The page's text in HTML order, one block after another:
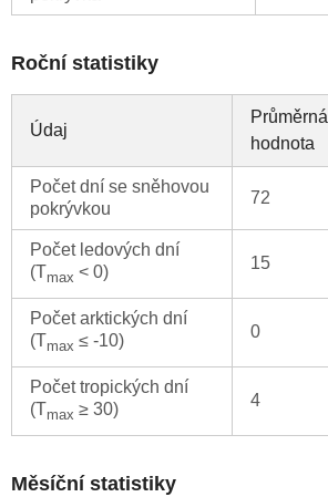
Roční statistiky
Údaj
Průměrná
hodnota
Počet dní se sněhovou
pokrývkou
72
Počet ledových dní
(Tmax < 0) 15
Počet arktických dní
(Tmax ≤ -10) 0
Počet tropických dní
(Tmax ≥ 30) 4
Měsíční statistiky